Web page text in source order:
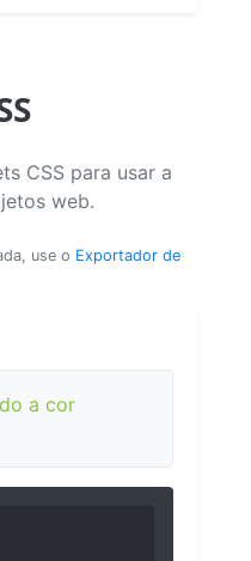
CSS para usar a
web.
use o Exportador de
a cor